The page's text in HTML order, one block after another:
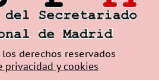
derechos reservados
privacidad y cookies